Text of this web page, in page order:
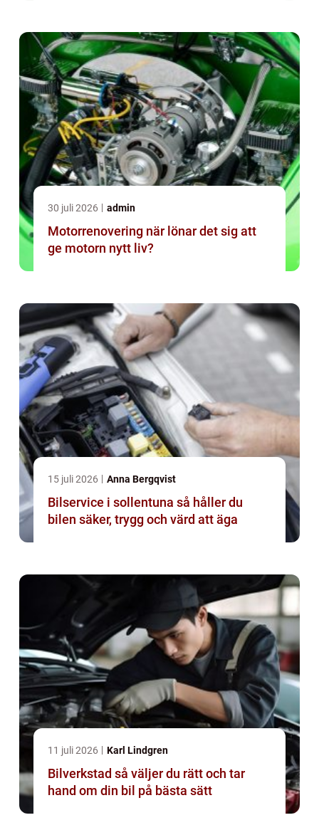
30 juli 2026 admin
Motorrenovering när lönar det sig att
ge motorn nytt liv?
15 juli 2026 Anna Bergqvist
Bilservice i sollentuna så håller du
bilen säker, trygg och värd att äga
11 juli 2026 Karl Lindgren
Bilverkstad så väljer du rätt och tar
hand om din bil på bästa sätt